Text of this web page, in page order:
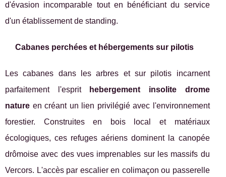
d'évasion incomparable tout en bénéficiant du service
d'un établissement de standing.
Cabanes perchées et hébergements sur pilotis
Les cabanes dans les arbres et sur pilotis incarnent
parfaitement l'esprit
hebergement insolite drome
nature en créant un lien privilégié avec l'environnement
forestier. Construites en bois local et matériaux
écologiques, ces refuges aériens dominent la canopée
drômoise avec des vues imprenables sur les massifs du
Vercors. L'accès par escalier en colimaçon ou passerelle